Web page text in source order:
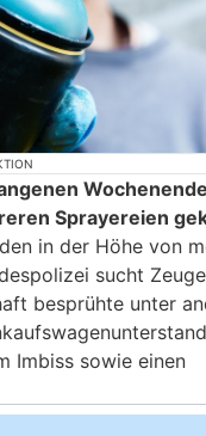
Wochenende
Sprayereien
in der Höhe von
sucht
besprühte unter
Imbiss sowie einen